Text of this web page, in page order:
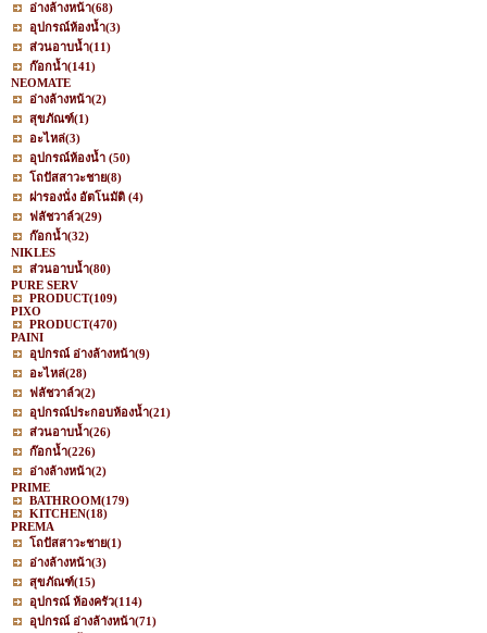
อ่างล้างหน้า(68)
อุปกรณ์ห้องน้ำ(3)
ส่วนอาบน้ำ(11)
ก๊อกน้ำ(141)
NEOMATE
อ่างล้างหน้า(2)
สุขภัณฑ์(1)
อะไหล่(3)
อุปกรณ์ห้องน้ำ (50)
โถปัสสาวะชาย(8)
ฝารองนั่ง อัตโนมัติ (4)
ฟลัชวาล์ว(29)
ก๊อกน้ำ(32)
NIKLES
ส่วนอาบน้ำ(80)
PURE SERV
PRODUCT(109)
PIXO
PRODUCT(470)
PAINI
อุปกรณ์ อ่างล้างหน้า(9)
อะไหล่(28)
ฟลัชวาล์ว(2)
อุปกรณ์ประกอบห้องน้ำ(21)
ส่วนอาบน้ำ(26)
ก๊อกน้ำ(226)
อ่างล้างหน้า(2)
PRIME
BATHROOM(179)
KITCHEN(18)
PREMA
โถปัสสาวะชาย(1)
อ่างล้างหน้า(3)
สุขภัณฑ์(15)
อุปกรณ์ ห้องครัว(114)
อุปกรณ์ อ่างล้างหน้า(71)